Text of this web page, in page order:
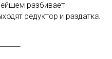
разбивает
редуктор и раздатка.